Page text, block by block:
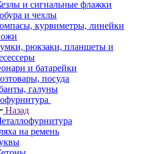
и сигнальные флажки
и чехлы
курвиметры, линейки
рюкзаки, планшеты и
и батарейки
посуда
галуны
Назад
на ремень